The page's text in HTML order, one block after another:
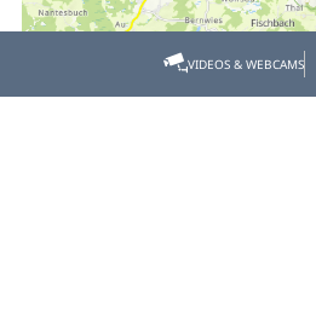
VIDEOS & WEBCAMS